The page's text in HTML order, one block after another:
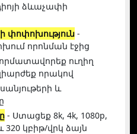
ձևաչափի
փոփոխություն -
որոնման էջից
ուղիղ
որակով
և
- Ստացեք 8k, 4k, 1080p,
320 կբիթ/վրկ ձայն